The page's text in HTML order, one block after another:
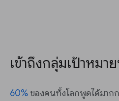
เข้าถึงกลุ่มเป้าหม
60% ของคนทั้งโลกพูดได้มากก